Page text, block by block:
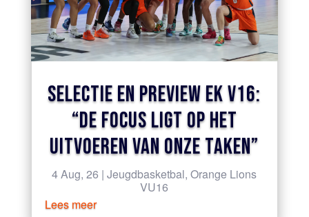
SELECTIE EN PREVIEW EK V16:
“DE FOCUS LIGT OP HET
UITVOEREN VAN ONZE TAKEN”
4 Aug, 26 |Jeugdbasketbal,Orange Lions
VU16
Lees meer